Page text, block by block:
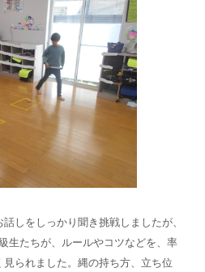
しをしっかり聞き挑戦しましたが、
生たちが、ルールやコツなどを、率
られました。縄の持ち方、立ち位